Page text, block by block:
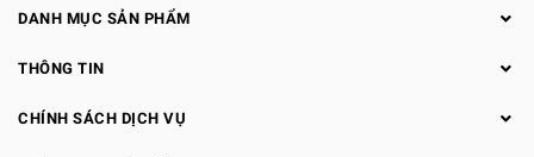
DANH MỤC SẢN PHẨM
THÔNG TIN
CHÍNH SÁCH DỊCH VỤ